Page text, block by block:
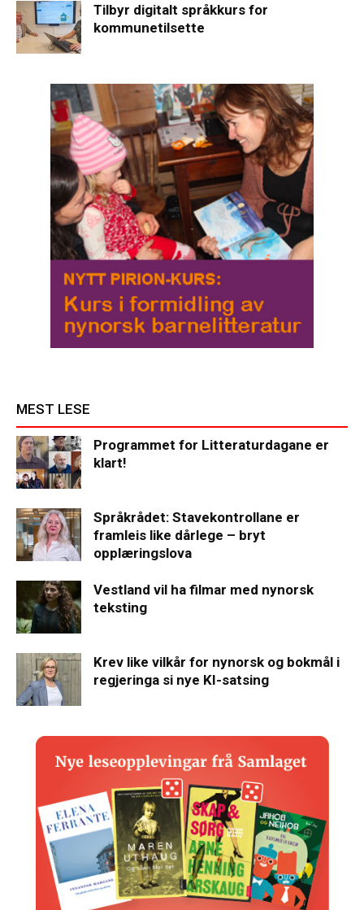
Tilbyr digitalt språkkurs for
kommunetilsette
MEST LESE
Programmet for Litteraturdagane er
klart!
Språkrådet: Stavekontrollane er
framleis like dårlege – bryt
opplæringslova
Vestland vil ha filmar med nynorsk
teksting
Krev like vilkår for nynorsk og bokmål i
regjeringa si nye KI-satsing